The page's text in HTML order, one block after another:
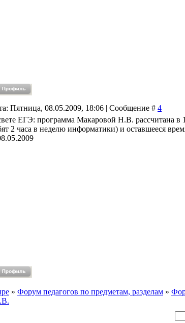
Пятница, 08.05.2009, 18:06 | Сообщение # 4
ЕГЭ: программа Макаровой Н.В. рассчитана в
2 часа в неделю информатики) и оставшееся
» Форум педагогов по предметам, разделам »